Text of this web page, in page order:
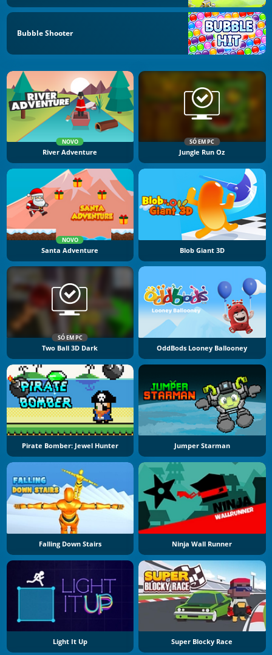
Bubble Shooter
NOVO
River Adventure
SÓ EM PC
Jungle Run Oz
NOVO
Santa Adventure Blob Giant 3D
SÓ EM PC
Two Ball 3D Dark OddBods Looney Ballooney
Pirate Bomber: Jewel Hunter Jumper Starman
Falling Down Stairs Ninja Wall Runner
Light It Up Super Blocky Race